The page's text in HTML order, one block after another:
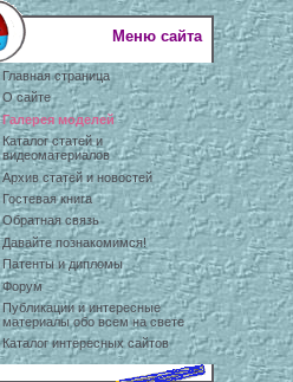
Меню сайта
Главная страница
О сайте
Галерея моделей
Каталог статей и
видеоматериалов
Архив статей и новостей
Гостевая книга
Обратная связь
Давайте познакомимся!
Патенты и дипломы
Форум
Публикации и интересные
материалы обо всем на свете
Каталог интересных сайтов